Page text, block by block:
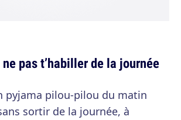
pas t’habiller de la journée
pyjama pilou-pilou du matin
sortir de la journée, à